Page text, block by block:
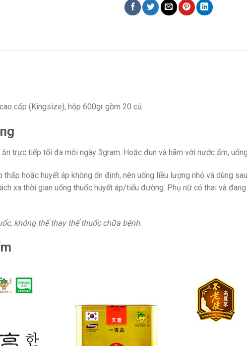
cấp (Kingsize), hộp 600gr gồm 20 củ.
trực tiếp tối đa mỗi ngày 3gram. Hoặc đun và hãm với nước ấm,
hoặc huyết áp không ổn định, nên uống liều lượng nhỏ và dùng
xa thời gian uống thuốc huyết áp/tiểu đường. Phụ nữ có thai và
không thể thay thế thuốc chữa bệnh.